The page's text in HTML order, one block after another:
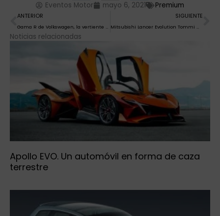
Eventos Motor mayo 6, 2021 Premium
Ant
ANTERIOR
Gama R de Volkswagen, la vertiente más deportiva
SIGUIENTE
Mitsubishi Lancer Evolution Tommi Mäkinen Edition subastado por más de 100.000 euros
Noticias relacionadas
Apollo EVO. Un automóvil en forma de caza
terrestre